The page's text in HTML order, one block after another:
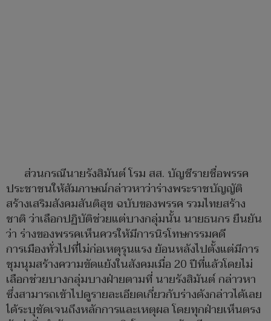
ส่วนกรณีนายรังสิมันต์ โรม สส. บัญชีรายชื่อพรรค
ประชาชนให้สัมภาษณ์กล่าวหาว่าร่างพระราชบัญญัติ
สร้างเสริมสังคมสันติสุข ฉบับของพรรค รวมไทยสร้าง
ชาติ ว่าเลือกปฏิบัติช่วยแต่บางกลุ่มนั้น นายธนกร ยืนยัน
ว่า ร่างของพรรคเห็นควรให้มีการนิรโทษกรรมคดี
การเมืองทั่วไปที่ไม่ก่อเหตุรุนแรง ย้อนหลังไปตั้งแต่มีการ
ชุมนุมสร้างความขัดแย้งในสังคมเมื่อ 20 ปีที่แล้วโดยไม่
เลือกช่วยบางกลุ่มบางฝ่ายตามที่ นายรังสิมันต์ กล่าวหา
ซึ่งสามารถเข้าไปดูรายละเอียดเกี่ยวกับร่างดังกล่าวได้เลย
ได้ระบุชัดเจนถึงหลักการและเหตุผล โดยทุกฝ่ายเห็นตรง